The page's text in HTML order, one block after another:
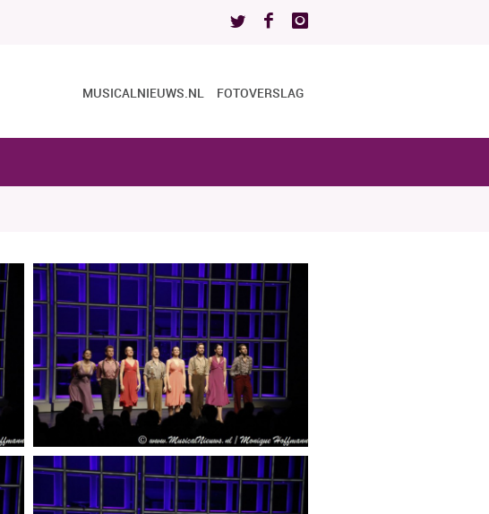
MUSICALNIEUWS.NL FOTOVERSLAG